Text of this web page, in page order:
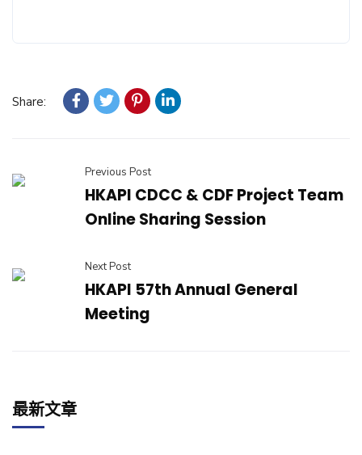
Share:
Previous Post
HKAPI CDCC & CDF Project Team
Online Sharing Session
Next Post
HKAPI 57th Annual General
Meeting
最新文章